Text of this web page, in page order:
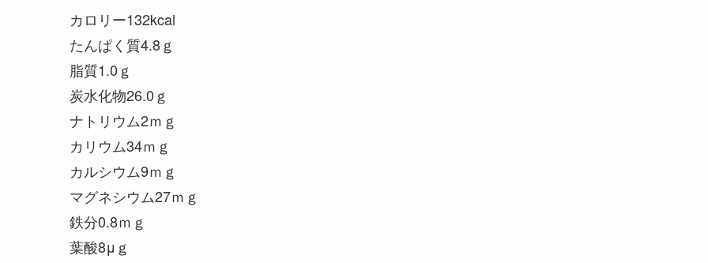
カロリー132kcal
たんぱく質4.8ｇ
脂質1.0ｇ
炭水化物26.0ｇ
ナトリウム2ｍｇ
カリウム34ｍｇ
カルシウム9ｍｇ
マグネシウム27ｍｇ
鉄分0.8ｍｇ
葉酸8μｇ